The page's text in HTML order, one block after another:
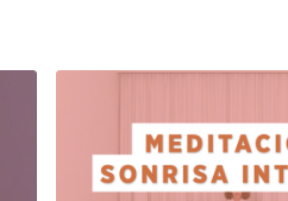
🌙 Ideal para
sensación de
✨ Una práctica
Muchas veces